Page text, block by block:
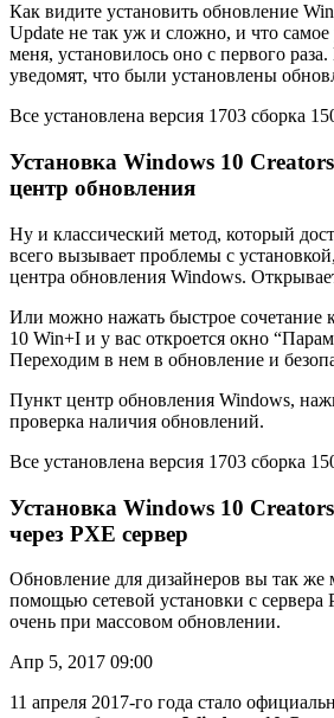
Как видите установить обновление
Update не так уж и сложно, и что самое
меня, установилось оно с первого
уведомят, что были установлены
Все установлена версия 1703 сборка
Установка Windows 10
центр обновления
Ну и классический метод, который
всего вызывает проблемы с
центра обновления Windows.
Или можно нажать быстрое сочетание
10 Win+I и у вас откроется окно
Переходим в нем в обновление и
Пункт центр обновления Windows,
проверка наличия обновлений.
Все установлена версия 1703 сборка
Установка Windows 10
через PXE сервер
Обновление для дизайнеров вы так же
помощью сетевой установки с сервера
очень при массовом обновлении.
Апр 5, 2017 09:00
11 апреля 2017-го года стало